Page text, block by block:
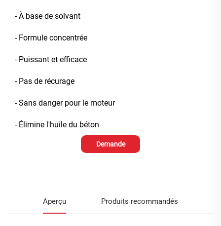
- À base de solvant
- Formule concentrée
- Puissant et efficace
- Pas de récurage
- Sans danger pour le moteur
- Élimine l'huile du béton
Demande
Aperçu Produits recommandés